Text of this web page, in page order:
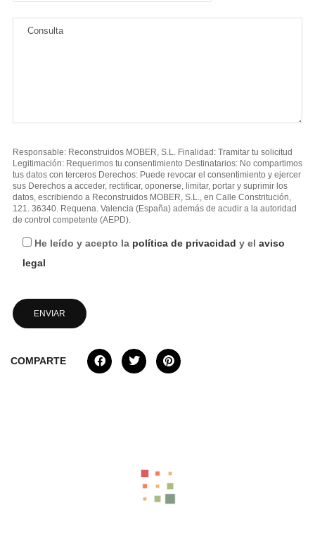
Responsable: Reconstruidos MOBER, S.L. Finalidad: Tramitar tu solicitud
Legitimación: Requerimos tu consentimiento Destinatarios: No compartimos
tus datos con terceros Derechos: Puede revocar el consentimiento y ejercer
sus Derechos a acceder, rectificar, oponerse, limitar, portar y suprimir los
datos, escribiendo a Reconstruidos MOBER, S.L., en Calle Constritución,
121. 36340. Requena. Valencia (España) además de acudir a la autoridad
de control competente (AEPD).
He leído y acepto la política de privacidad y el aviso
legal
COMPARTE